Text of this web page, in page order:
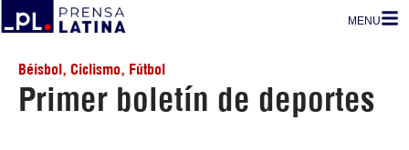
MENU
Béisbol, Ciclismo, Fútbol
Primer boletín de deportes